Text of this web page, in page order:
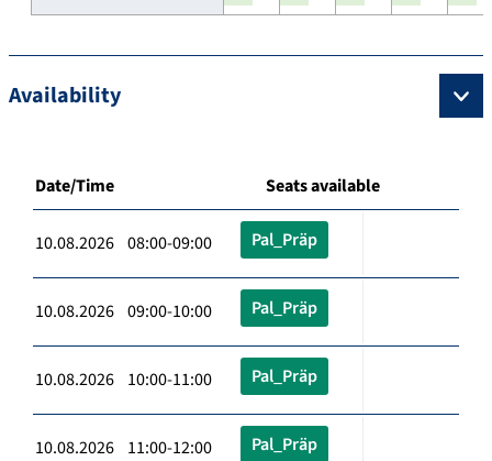
Availability
Date/Time Seats available
10.08.2026 08:00-09:00 Pal_Präp
10.08.2026 09:00-10:00 Pal_Präp
10.08.2026 10:00-11:00 Pal_Präp
10.08.2026 11:00-12:00 Pal_Präp